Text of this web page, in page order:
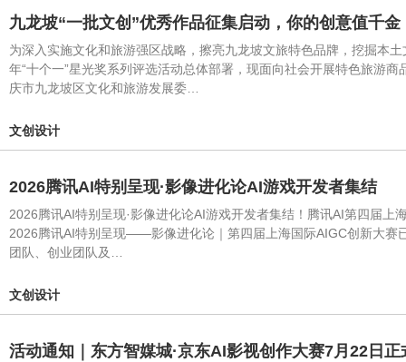
九龙坡“一批文创”优秀作品征集启动，你的创意值千金
为深入实施文化和旅游强区战略，擦亮九龙坡文旅特色品牌，挖掘本
年“十个一”星光奖系列评选活动总体部署，现面向社会开展特色旅游
庆市九龙坡区文化和旅游发展委…
文创设计
2026腾讯AI特别呈现·影像进化论AI游戏开发者集结
2026腾讯AI特别呈现·影像进化论AI游戏开发者集结！腾讯AI第四届
2026腾讯AI特别呈现——影像进化论｜第四届上海国际AIGC创新大赛
团队、创业团队及…
文创设计
活动通知｜东方智媒城·京东AI影视创作大赛7月22日